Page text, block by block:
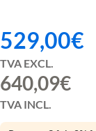
529,00€
TVA EXCL.
640,09€
TVA INCL.